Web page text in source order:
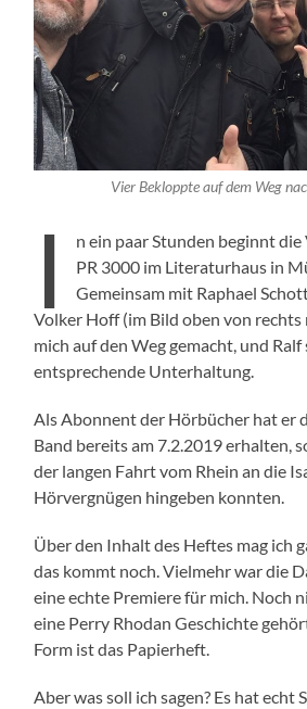
Vier Bekloppte auf dem Weg
I
n ein paar Stunden beginnt
PR 3000 im Literaturhaus in
Gemeinsam mit Raphael
Volker Hoff (im Bild oben von rechts
mich auf den Weg gemacht, und
entsprechende Unterhaltung.
Als Abonnent der Hörbücher hat er
Band bereits am 7.2.2019 erhalten,
der langen Fahrt vom Rhein an die
Hörvergnügen hingeben konnten.
Über den Inhalt des Heftes mag ich
das kommt noch. Vielmehr war die
eine echte Premiere für mich. Noch
eine Perry Rhodan Geschichte
Form ist das Papierheft.
Aber was soll ich sagen? Es hat echt